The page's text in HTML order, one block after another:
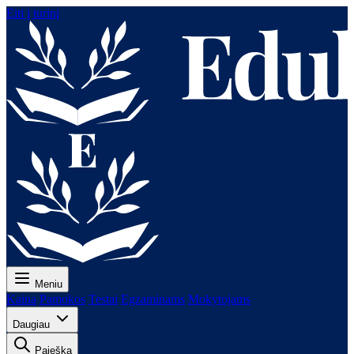
Eiti į turinį
Meniu
Kaina Pamokos Testai Egzaminams Mokytojams
Daugiau
Paieška